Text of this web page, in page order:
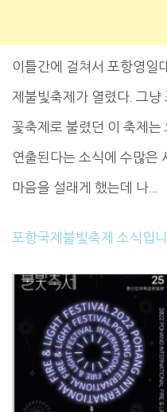
이틀간에 걸쳐서 포항영일
제불빛축제가 열렸다. 그
꽃축제로 불렸던 이 축제
연출된다는 소식에 수많은
마음을 설래게 했는데 나…
포항국제불빛축제 소식입